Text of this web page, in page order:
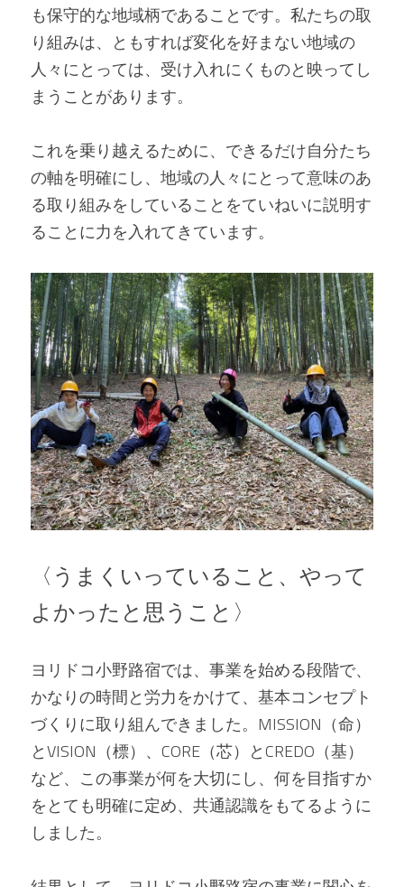
も保守的な地域柄であることです。私たちの取
り組みは、ともすれば変化を好まない地域の
人々にとっては、受け入れにくものと映ってし
まうことがあります。
これを乗り越えるために、できるだけ自分たち
の軸を明確にし、地域の人々にとって意味のあ
る取り組みをしていることをていねいに説明す
ることに力を入れてきています。
〈うまくいっていること、やって
よかったと思うこと〉
ヨリドコ小野路宿では、事業を始める段階で、
かなりの時間と労力をかけて、基本コンセプト
づくりに取り組んできました。MISSION（命）
とVISION（標）、CORE（芯）とCREDO（基）
など、この事業が何を大切にし、何を目指すか
をとても明確に定め、共通認識をもてるように
しました。